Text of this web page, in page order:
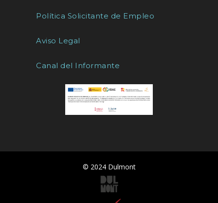
Política Solicitante de Empleo
Aviso Legal
Canal del Informante
© 2024 Dulmont